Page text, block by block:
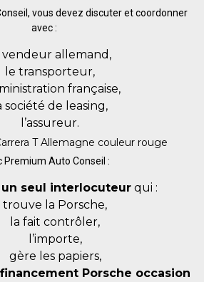
vous devez discuter et coordonner
avec :
vendeur allemand,
le transporteur,
française,
société de leasing,
l’assureur.
Premium Auto Conseil :
un seul interlocuteurqui :
trouve la Porsche,
la fait contrôler,
l’importe,
gère les papiers,
financement Porsche occasion